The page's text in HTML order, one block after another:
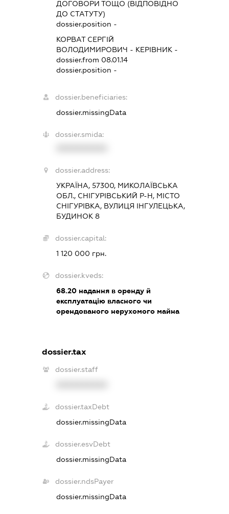
ДОГОВОРИ ТОЩО (ВІДПОВІДНО
ДО СТАТУТУ)
dossier.position -
КОРВАТ СЕРГІЙ
ВОЛОДИМИРОВИЧ - КЕРІВНИК -
dossier.from 08.01.14
dossier.position -
dossier.beneficiaries:
dossier.missingData
dossier.smida:
dossier.address:
УКРАЇНА, 57300, МИКОЛАЇВСЬКА
ОБЛ., СНІГУРІВСЬКИЙ Р-Н, МІСТО
СНІГУРІВКА, ВУЛИЦЯ ІНГУЛЕЦЬКА,
БУДИНОК 8
dossier.capital:
1 120 000 грн.
dossier.kveds:
68.20 надання в оренду й
експлуатацію власного чи
орендованого нерухомого майна
dossier.tax
dossier.staff
dossier.taxDebt
dossier.missingData
dossier.esvDebt
dossier.missingData
dossier.ndsPayer
dossier.missingData